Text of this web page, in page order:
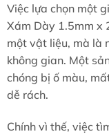
Việc lựa chọn một
Xám Dày 1.5mm x
một vật liệu, mà là
không gian. Một
chóng bị ố màu,
dễ rách.
Chính vì thế, việc